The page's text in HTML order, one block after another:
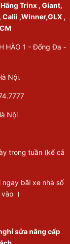
Trinx , Giant,
Calii ,Winner,GLX ,
HÀO 1 - Đống Đa -
Nội.
Nội
trong tuần (kể cả
bãi xe nhà số
vào )
sửa nâng cấp